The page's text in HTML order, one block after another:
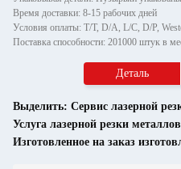
Время доставки: 8-15 рабочих дней
Условия оплаты: T/T, D/A, L/C, D/P,
Поставка способности: 201000 штук в
Деталь
Выделить: Сервис лазерной
Услуга лазерной резки металлов
Изготовленное на заказ